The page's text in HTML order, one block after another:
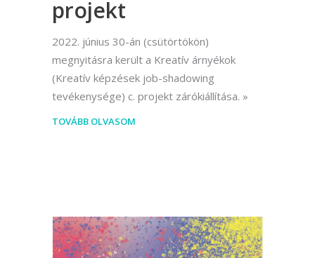
projekt
2022. június 30-án (csütörtökön)
megnyitásra került a Kreatív árnyékok
(Kreatív képzések job-shadowing
tevékenysége) c. projekt zárókiállítása.
TOVÁBB OLVASOM